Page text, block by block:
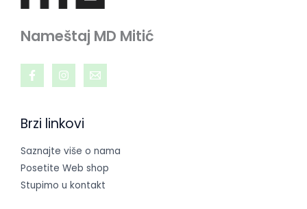
Nameštaj MD Mitić
Brzi linkovi
Saznajte više o nama
Posetite Web shop
Stupimo u kontakt